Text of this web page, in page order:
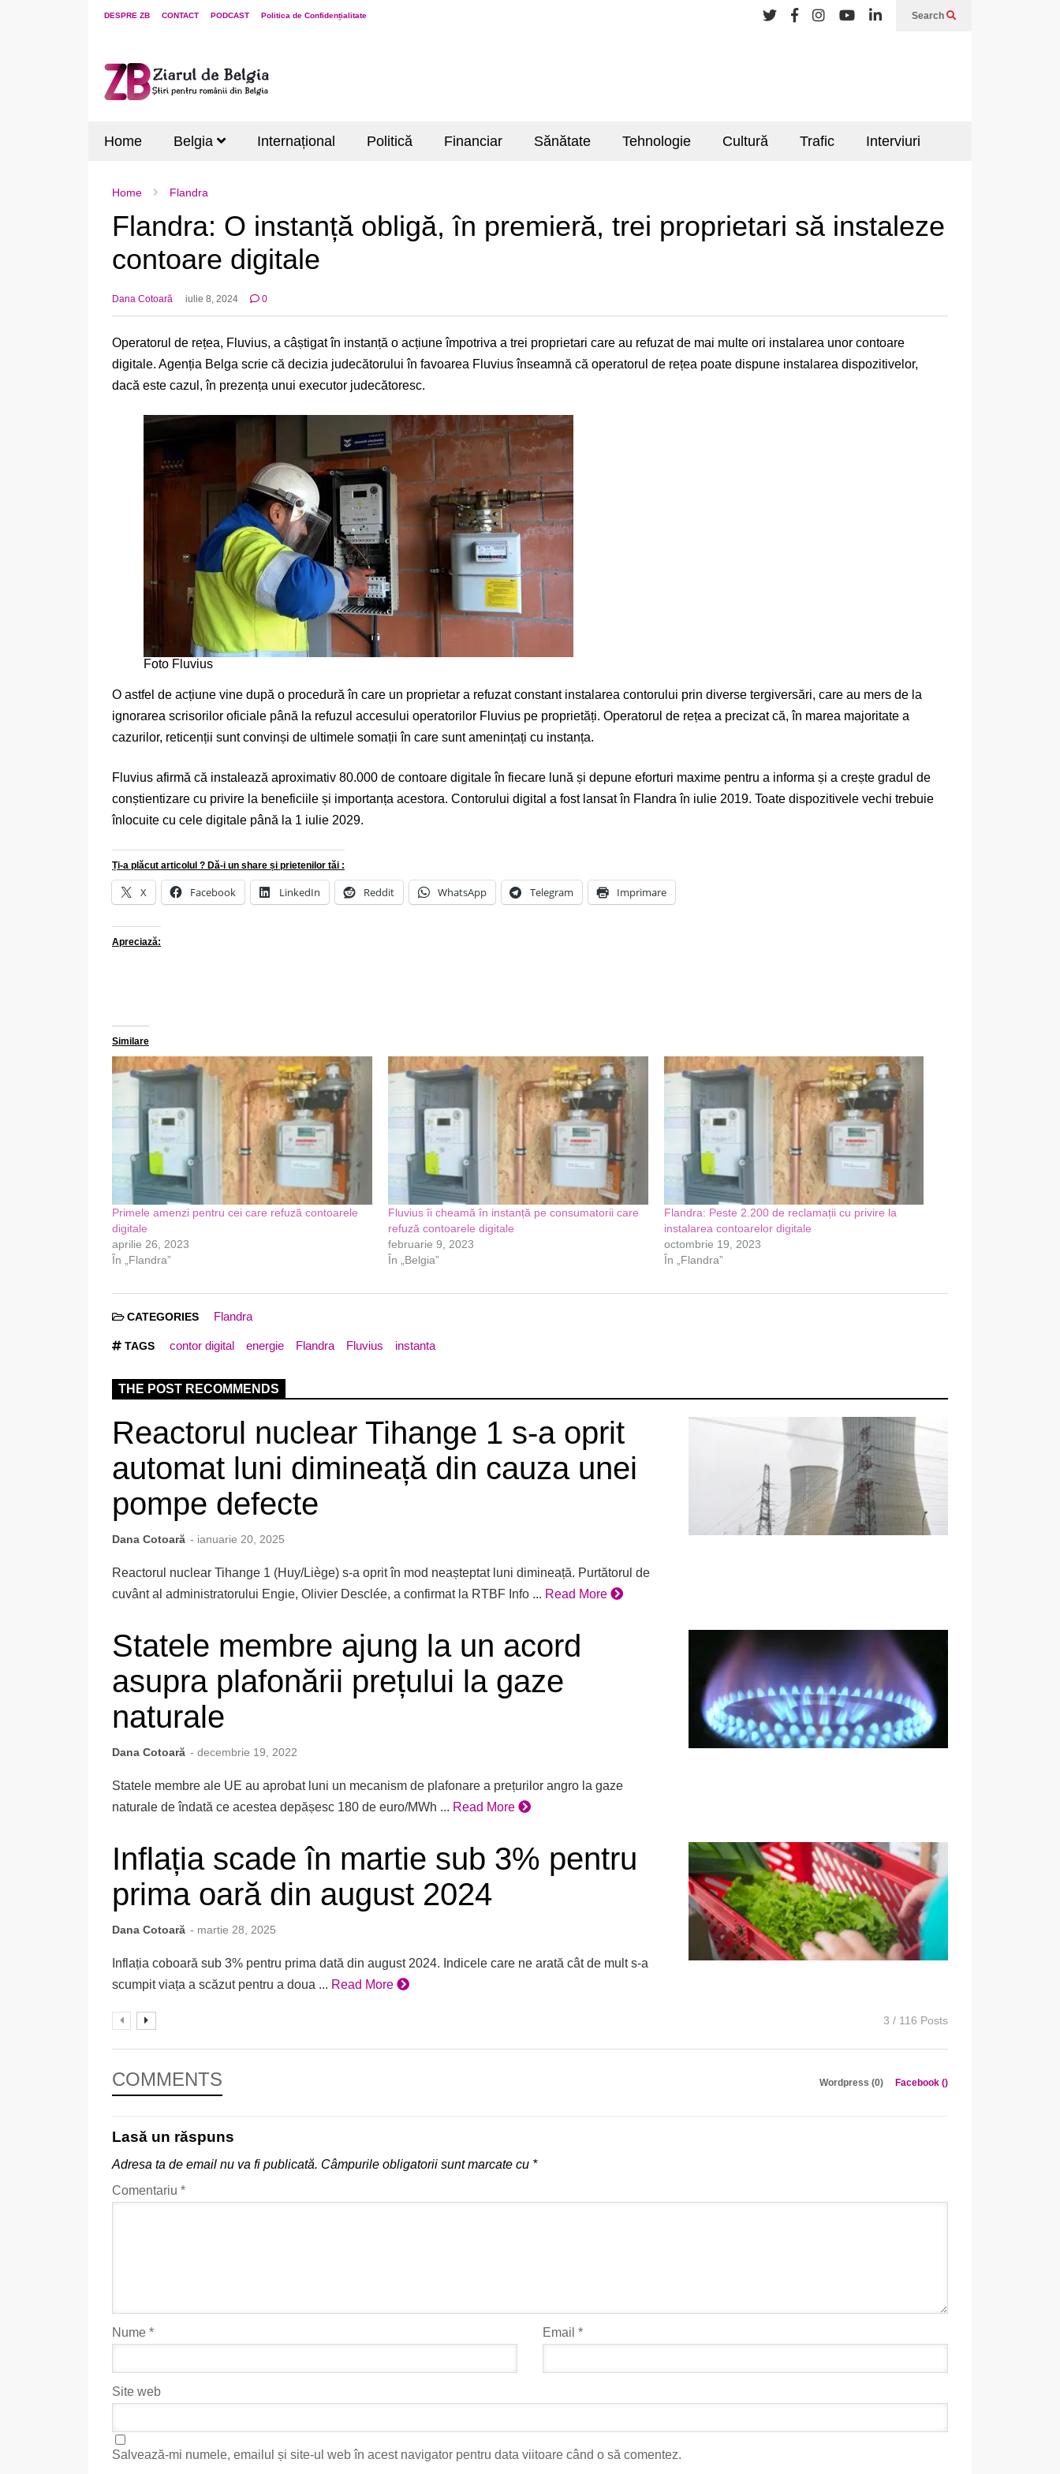
DESPRE ZB CONTACT PODCAST Politica de Confidențialitate Search
Home Belgia Internațional Politică Financiar Sănătate Tehnologie Cultură Trafic Interviuri
Home Flandra
Flandra: O instanță obligă, în premieră, trei proprietari să instaleze
contoare digitale
Dana Cotoară iulie 8, 2024 0
Operatorul de rețea, Fluvius, a câștigat în instanță o acțiune împotriva a trei proprietari care au refuzat de mai multe ori instalarea unor contoare
digitale. Agenția Belga scrie că decizia judecătorului în favoarea Fluvius înseamnă că operatorul de rețea poate dispune instalarea dispozitivelor,
dacă este cazul, în prezența unui executor judecătoresc.
Foto Fluvius
O astfel de acțiune vine după o procedură în care un proprietar a refuzat constant instalarea contorului prin diverse tergiversări, care au mers de la
ignorarea scrisorilor oficiale până la refuzul accesului operatorilor Fluvius pe proprietăți. Operatorul de rețea a precizat că, în marea majoritate a
cazurilor, reticenții sunt convinși de ultimele somații în care sunt amenințați cu instanța.
Fluvius afirmă că instalează aproximativ 80.000 de contoare digitale în fiecare lună și depune eforturi maxime pentru a informa și a crește gradul de
conștientizare cu privire la beneficiile și importanța acestora. Contorului digital a fost lansat în Flandra în iulie 2019. Toate dispozitivele vechi trebuie
înlocuite cu cele digitale până la 1 iulie 2029.
Ți-a plăcut articolul ? Dă-i un share și prietenilor tăi :
X Facebook LinkedIn Reddit WhatsApp Telegram Imprimare
Apreciază:
Similare
Primele amenzi pentru cei care refuză contoarele
digitale
aprilie 26, 2023
În „Flandra”
Fluvius îi cheamă în instanță pe consumatorii care
refuză contoarele digitale
februarie 9, 2023
În „Belgia”
Flandra: Peste 2.200 de reclamații cu privire la
instalarea contoarelor digitale
octombrie 19, 2023
În „Flandra”
CATEGORIES Flandra
TAGS contor digital energie Flandra Fluvius instanta
THE POST RECOMMENDS
Reactorul nuclear Tihange 1 s-a oprit
automat luni dimineață din cauza unei
pompe defecte
Dana Cotoară - ianuarie 20, 2025
Reactorul nuclear Tihange 1 (Huy/Liège) s-a oprit în mod neașteptat luni dimineață. Purtătorul de
cuvânt al administratorului Engie, Olivier Desclée, a confirmat la RTBF Info ... Read More
Statele membre ajung la un acord
asupra plafonării prețului la gaze
naturale
Dana Cotoară - decembrie 19, 2022
Statele membre ale UE au aprobat luni un mecanism de plafonare a prețurilor angro la gaze
naturale de îndată ce acestea depășesc 180 de euro/MWh ... Read More
Inflația scade în martie sub 3% pentru
prima oară din august 2024
Dana Cotoară - martie 28, 2025
Inflația coboară sub 3% pentru prima dată din august 2024. Indicele care ne arată cât de mult s-a
scumpit viața a scăzut pentru a doua ... Read More
3 / 116 Posts
COMMENTS Wordpress (0) Facebook ()
Lasă un răspuns
Adresa ta de email nu va fi publicată. Câmpurile obligatorii sunt marcate cu *
Comentariu *
Nume * Email *
Site web
Salvează-mi numele, emailul și site-ul web în acest navigator pentru data viitoare când o să comentez.